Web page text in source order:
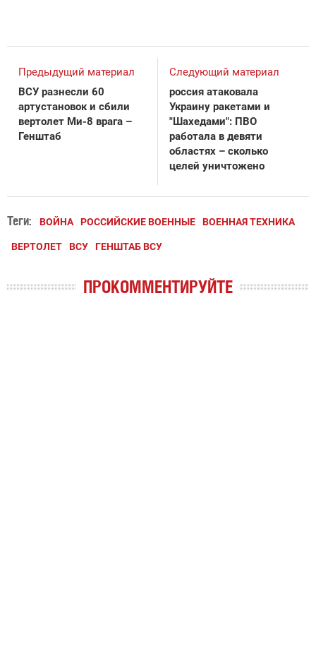
Предыдущий материал
ВСУ разнесли 60
артустановок и сбили
вертолет Ми-8 врага –
Генштаб
Следующий материал
россия атаковала
Украину ракетами и
"Шахедами": ПВО
работала в девяти
областях – сколько
целей уничтожено
Теги: ВОЙНА РОССИЙСКИЕ ВОЕННЫЕ ВОЕННАЯ ТЕХНИКА
ВЕРТОЛЕТ ВСУ ГЕНШТАБ ВСУ
ПРОКОММЕНТИРУЙТЕ